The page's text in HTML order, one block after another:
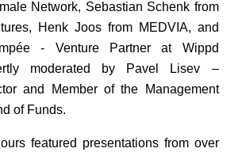
Network, Sebastian Schenk from
Henk Joos from MEDVIA, and
- Venture Partner at Wippd
moderated by Pavel Lisev –
and Member of the Management
of Funds.
featured presentations from over